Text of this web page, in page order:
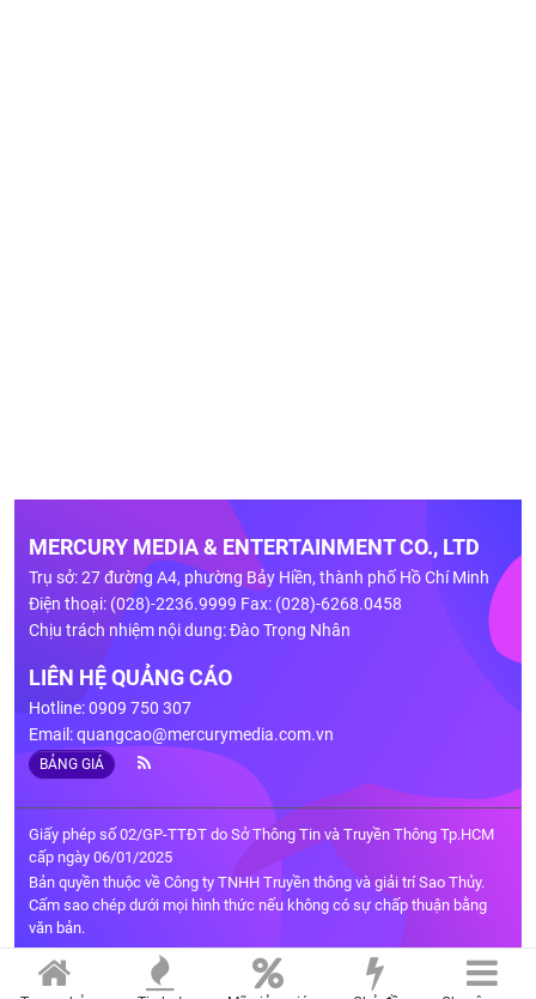
MERCURY MEDIA & ENTERTAINMENT CO., LTD
Trụ sở: 27 đường A4, phường Bảy Hiền, thành phố Hồ Chí Minh
Điện thoại: (028)-2236.9999 Fax: (028)-6268.0458
Chịu trách nhiệm nội dung: Đào Trọng Nhân
LIÊN HỆ QUẢNG CÁO
Hotline: 0909 750 307
Email:quangcao@mercurymedia.com.vn
BẢNG GIÁ
Giấy phép số 02/GP-TTĐT do Sở Thông Tin và Truyền Thông Tp.HCM
cấp ngày 06/01/2025
Bản quyền thuộc về Công ty TNHH Truyền thông và giải trí Sao Thủy.
Cấm sao chép dưới mọi hình thức nếu không có sự chấp thuận bằng
văn bản.